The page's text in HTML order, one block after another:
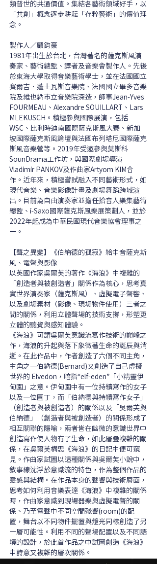
類普世的共通價值。集結各藝術領域好手，以
「共創」概念逐步耕耘「存粹藝術」的價值理
念。
製作人／顧鈞豪
1981年出生於台北，台灣著名的薩克斯風演
奏家、藝術總監、譯者及音樂會製作人。先後
於東海大學取得音樂藝術學士，並在法國國立
賽爾吉．蓬土瓦斯音樂院、法國國立畢多音樂
院及維也納市立音樂院深造，師事Jean-Yves
FOURMEAU、Alexandre SOUILLART、Lars
MLEKUSCH。積極參與國際展演，包括
WSC、比利時迪南國際薩克斯風大賽、新加
坡國際薩克斯風論壇與法國布列塔尼國際薩克
斯風音樂營等。2019年受邀參與莫斯科
SounDrama工作坊，與國際劇場導演
Vladimir PANKOV及作曲家Artyom KIM合
作。近年來，積極嘗試融入不同藝術形式，如
現代音樂、音樂影像計畫及劇場舞蹈跨域演
出。目前為自由演奏家並擔任拾音人樂集藝術
總監、i-Saxo國際薩克斯風樂展策劃人，並於
2022年起成為中華民國現代音樂協會理事之
一。
【聲之異變】《伯納德的孤寂》給中音薩克斯
風、電聲與影像
以英國作家吳爾芙的著作《海浪》中複雜的
「創造者與被創造者」關係作為核心，思考真
實世界演奏家（薩克斯風）、虛擬電子聲響、
以及劇場素材（影像、現場物件使用）三者之
間的關係，利用立體聲場的技術支撐，形塑更
立體的聽覺與感知體驗。
《海浪》可謂吳爾芙意識流寫作技術的巔峰之
作，海浪的升起與落下象徵著生命的誕辰與消
逝。在此作品中，作者創造了六個不同主角，
主角之一伯納德(Bernard)又創造了自己虛擬
世界的 Elvedon，暗指“elf-eden”「小精靈伊
甸園」之意。伊甸園中有一位持續寫作的女子
以及一位園丁，而「伯納德與持續寫作女子」
（創造者與被創造者）的關係以及「吳爾芙與
伯納德」（創造者與被創造者）的關係形成了
相互關聯的隱喻，兩者皆在幽微的意識世界中
創造寫作使人物有了生命，如此層疊複雜的關
係，在吳爾芙構思《海浪》的日記中便可窺
見。作曲家試圖以這種關係與吳爾芙小說中，
敘事線沈浮於意識流的特色，作為整個作品的
靈感與結構。在作品本身的聲響與技術層面，
思考如何利用音樂表達《海浪》中複雜的關係
時，作曲家意識到現場器樂與虛擬電聲的關
係、乃至電聲中不同空間殘響(room)的配
置，舞台以不同物件擺置與燈光同樣創造了另
一層可能性。利用不同的聲場配置以及不同語
境的設計，於此首作品之中試圖創造《海浪》
中詩意又複雜的層次關係。